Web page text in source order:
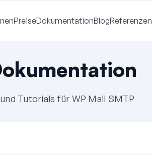
PreiseDokumentationBlogReferenzen
Tutorials für WP Mail SMTP